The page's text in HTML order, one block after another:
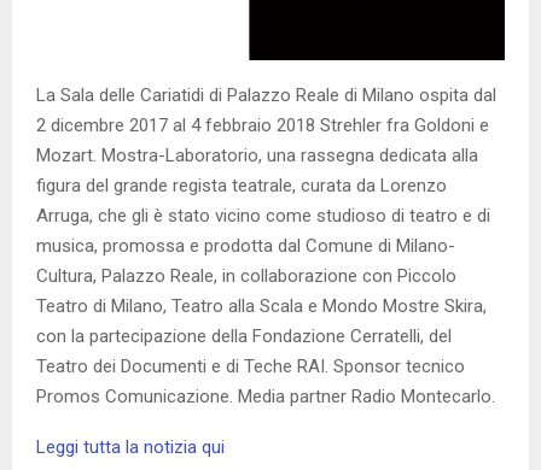
La Sala delle Cariatidi di Palazzo Reale di Milano ospita dal
2 dicembre 2017 al 4 febbraio 2018 Strehler fra Goldoni e
Mozart. Mostra-Laboratorio, una rassegna dedicata alla
figura del grande regista teatrale, curata da Lorenzo
Arruga, che gli è stato vicino come studioso di teatro e di
musica, promossa e prodotta dal Comune di Milano-
Cultura, Palazzo Reale, in collaborazione con Piccolo
Teatro di Milano, Teatro alla Scala e Mondo Mostre Skira,
con la partecipazione della Fondazione Cerratelli, del
Teatro dei Documenti e di Teche RAI. Sponsor tecnico
Promos Comunicazione. Media partner Radio Montecarlo.
Leggi tutta la notizia qui